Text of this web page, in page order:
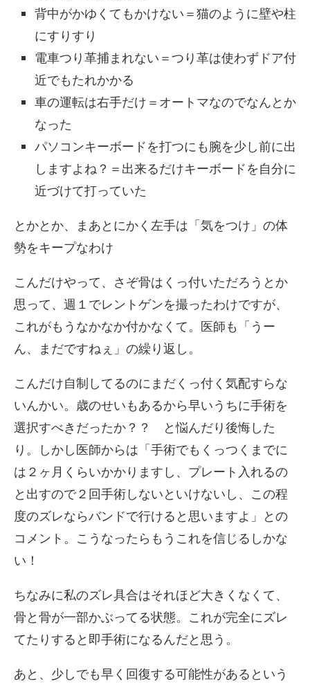
背中がかゆくてもかけない＝猫のように壁や柱
にすりすり
電車つり革捕まれない＝つり革は使わずドア付
近でもたれかかる
車の運転は右手だけ＝オートマなのでなんとか
なった
パソコンキーボードを打つにも腕を少し前に出
しますよね？＝出来るだけキーボードを自分に
近づけて打っていた
とかとか、まあとにかく左手は「気をつけ」の体
勢をキープなわけ
こんだけやって、さぞ骨はくっ付いただろうとか
思って、週１でレントゲンを撮ったわけですが、
これがもうなかなか付かなくて。医師も「うー
ん、まだですねぇ」の繰り返し。
こんだけ自制してるのにまだくっ付く気配すらな
いんかい。歳のせいもあるから早いうちに手術を
選択すべきだったか？？ と悩んだり後悔した
り。しかし医師からは「手術でもくっつくまでに
は２ヶ月くらいかかりますし、プレート入れるの
と出すので２回手術しないといけないし、この程
度のズレならバンドで行けると思いますよ」との
コメント。こうなったらもうこれを信じるしかな
い！
ちなみに私のズレ具合はそれほど大きくなくて、
骨と骨が一部かぶってる状態。これが完全にズレ
てたりすると即手術になるんだと思う。
あと、少しでも早く回復する可能性があるという